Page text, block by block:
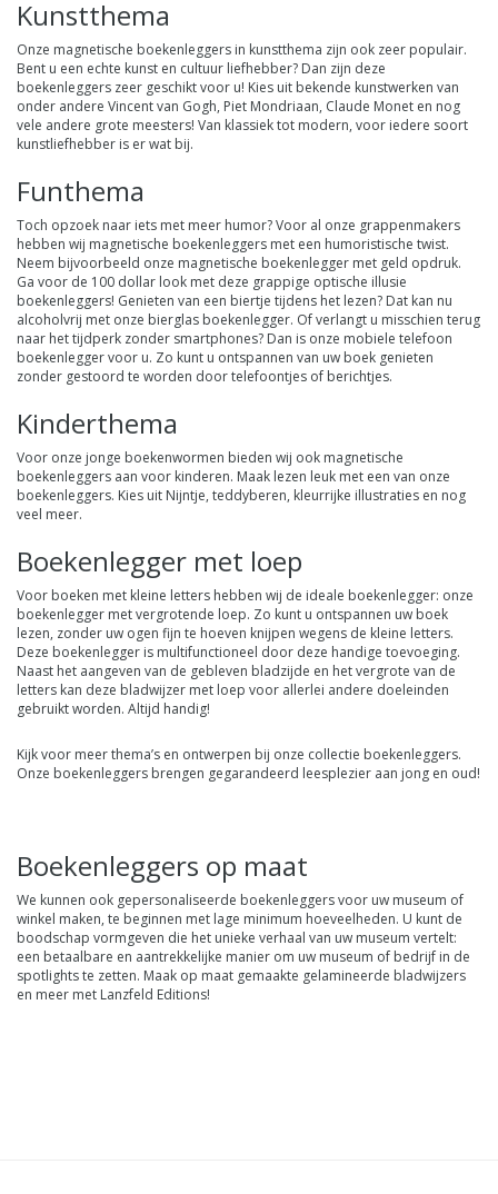
Kunstthema
Onze magnetische boekenleggers in kunstthema zijn ook zeer populair.
Bent u een echte kunst en cultuur liefhebber? Dan zijn deze
boekenleggers zeer geschikt voor u! Kies uit bekende kunstwerken van
onder andere Vincent van Gogh, Piet Mondriaan, Claude Monet en nog
vele andere grote meesters! Van klassiek tot modern, voor iedere soort
kunstliefhebber is er wat bij.
Funthema
Toch opzoek naar iets met meer humor? Voor al onze grappenmakers
hebben wij magnetische boekenleggers met een humoristische twist.
Neem bijvoorbeeld onze magnetische boekenlegger met geld opdruk.
Ga voor de 100 dollar look met deze grappige optische illusie
boekenleggers! Genieten van een biertje tijdens het lezen? Dat kan nu
alcoholvrij met onze bierglas boekenlegger. Of verlangt u misschien terug
naar het tijdperk zonder smartphones? Dan is onze mobiele telefoon
boekenlegger voor u. Zo kunt u ontspannen van uw boek genieten
zonder gestoord te worden door telefoontjes of berichtjes.
Kinderthema
Voor onze jonge boekenwormen bieden wij ook magnetische
boekenleggers aan voor kinderen. Maak lezen leuk met een van onze
boekenleggers. Kies uit Nijntje, teddyberen, kleurrijke illustraties en nog
veel meer.
Boekenlegger met loep
Voor boeken met kleine letters hebben wij de ideale boekenlegger: onze
boekenlegger met vergrotende loep. Zo kunt u ontspannen uw boek
lezen, zonder uw ogen fijn te hoeven knijpen wegens de kleine letters.
Deze boekenlegger is multifunctioneel door deze handige toevoeging.
Naast het aangeven van de gebleven bladzijde en het vergrote van de
letters kan deze bladwijzer met loep voor allerlei andere doeleinden
gebruikt worden. Altijd handig!
Kijk voor meer thema’s en ontwerpen bij onze collectie boekenleggers.
Onze boekenleggers brengen gegarandeerd leesplezier aan jong en oud!
Boekenleggers op maat
We kunnen ook gepersonaliseerde boekenleggers voor uw museum of
winkel maken, te beginnen met lage minimum hoeveelheden. U kunt de
boodschap vormgeven die het unieke verhaal van uw museum vertelt:
een betaalbare en aantrekkelijke manier om uw museum of bedrijf in de
spotlights te zetten. Maak op maat gemaakte gelamineerde bladwijzers
en meer met Lanzfeld Editions!